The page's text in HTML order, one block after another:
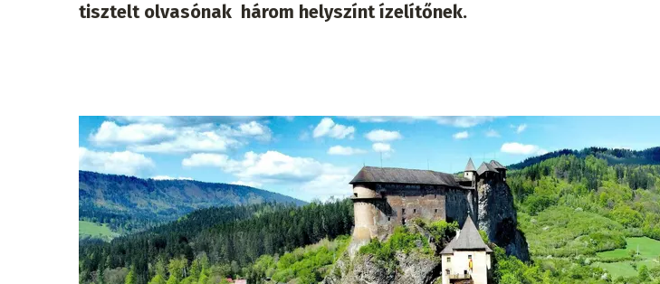
tisztelt olvasónak három helyszínt ízelítőnek.